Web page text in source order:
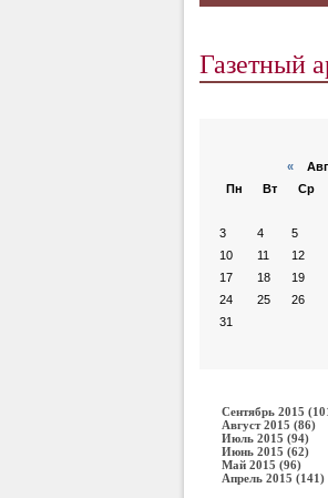
Газетный
«
Пн
Вт Ср
3
4 5
10
11 12
17
18 19
24
25 26
31
Сентябрь 2015
Август 2015 (86)
Июль 2015 (94)
Июнь 2015 (62)
Май 2015 (96)
Апрель 2015 (141)